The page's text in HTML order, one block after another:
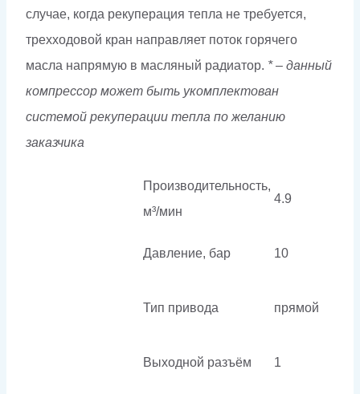
случае, когда рекуперация тепла не требуется,
трехходовой кран направляет поток горячего
масла напрямую в масляный радиатор. * – данный
компрессор может быть укомплектован
системой рекуперации тепла по желанию
заказчика
Производительность,
м³/мин
4.9
Давление, бар 10
Тип привода прямой
Выходной разъём 1